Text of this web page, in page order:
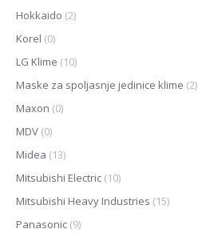
Hokkaido (2)
Korel (0)
LG Klime (10)
Maske za spoljasnje jedinice klime (2)
Maxon (0)
MDV (0)
Midea (13)
Mitsubishi Electric (10)
Mitsubishi Heavy Industries (15)
Panasonic (9)